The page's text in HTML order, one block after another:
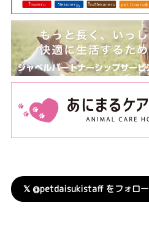
𝕏 @petdaisukistaff をフォロー